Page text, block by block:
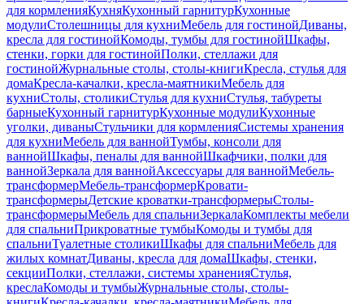
для кормленияКухняКухонный гарнитурКухонные
модулиСтолешницы для кухниМебель для гостинойДиваны,
кресла для гостинойКомоды, тумбы для гостинойШкафы,
стенки, горки для гостинойПолки, стеллажи для
гостинойЖурнальные столы, столы-книгиКресла, стулья для
домаКресла-качалки, кресла-маятникиМебель для
кухниСтолы, столикиСтулья для кухниСтулья, табуреты
барныеКухонный гарнитурКухонные модулиКухонные
уголки, диваныСтульчики для кормленияСистемы хранения
для кухниМебель для ваннойТумбы, консоли для
ваннойШкафы, пеналы для ваннойШкафчики, полки для
ваннойЗеркала для ваннойАксессуары для ваннойМебель-
трансформерМебель-трансформерКровати-
трансформерыДетские кроватки-трансформерыСтолы-
трансформерыМебель для спальниЗеркалаКомплекты мебели
для спальниПрикроватные тумбыКомоды и тумбы для
спальниТуалетные столикиШкафы для спальниМебель для
жилых комнатДиваны, кресла для домаШкафы, стенки,
секцииПолки, стеллажи, системы храненияСтулья,
креслаКомоды и тумбыЖурнальные столы, столы-